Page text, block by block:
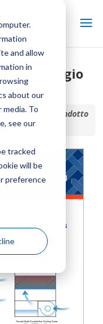
and allow
in
about our
To
see our
tracked
will be
preference
a tiraggio
forzato
a tiraggio indotto